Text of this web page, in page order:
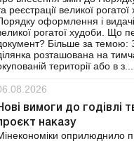
реєстрації великої
оформлення і
рогатої худоби. Що
Більше за темою:
розташована на
території або в з...
вимоги до годівлі
наказу
оприлюднило